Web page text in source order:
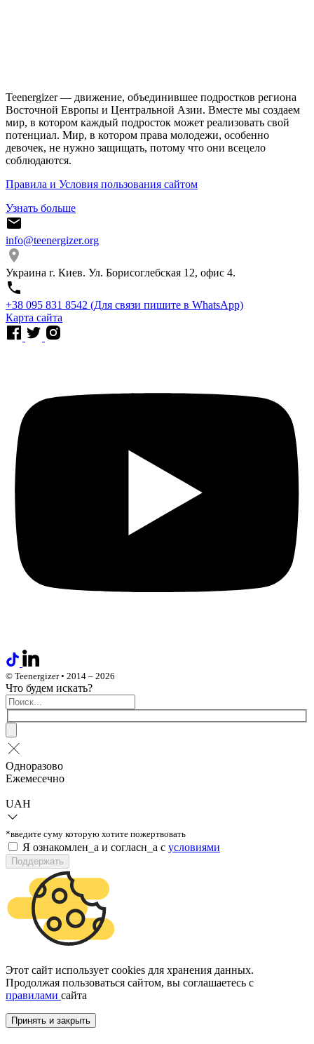
Teenergizer — движение, объединившее подростков региона
Восточной Европы и Центральной Азии. Вместе мы создаем
мир, в котором каждый подросток может реализовать свой
потенциал. Мир, в котором права молодежи, особенно
девочек, не нужно защищать, потому что они всецело
соблюдаются.
Правила и Условия пользования сайтом
Узнать больше
info@teenergizer.org
Украина г. Киев. Ул. Борисоглебская 12, офис 4.
⁨+38 095 831 8542⁩ (Для связи пишите в WhatsApp)
Карта сайта
© Teenergizer • 2014 – 2026
Что будем искать?
Одноразово
Ежемесечно
UAH
*введите суму которую хотите пожертвовать
Я ознакомлен_а и согласн_а c условиями
Поддержать
Этот сайт использует cookies для хранения данных.
Продолжая пользоваться сайтом, вы соглашаетесь с
правилами сайта
Принять и закрыть